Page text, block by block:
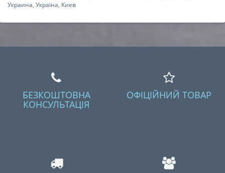
Украина, Україна, Киев
БЕЗКОШТОВНА
КОНСУЛЬТАЦІЯ
ОФІЦІЙНИЙ ТОВАР